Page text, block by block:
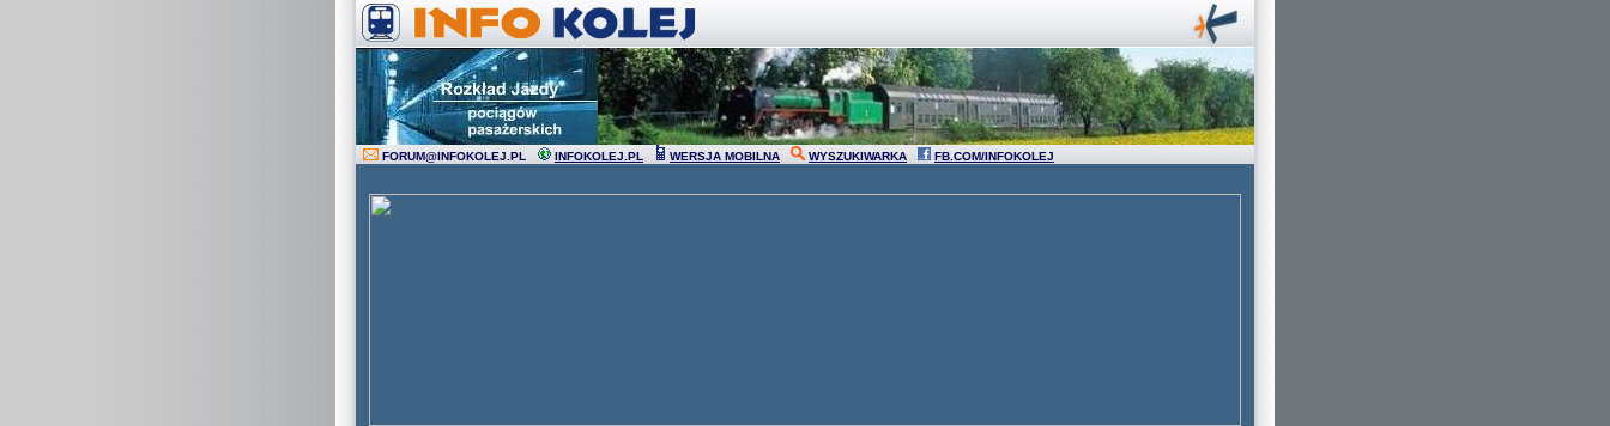
FORUM@INFOKOLEJ.PL INFOKOLEJ.PL WERSJA MOBILNA WYSZUKIWARKA FB.COM/INFOKOLEJ